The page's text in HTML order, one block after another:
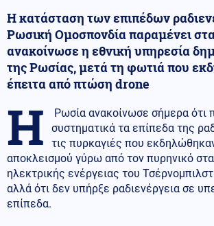
Η κατάσταση των επιπέδων
Ρωσική Ομοσπονδία παραμένει
ανακοίνωσε η εθνική υπηρεσία
της Ρωσίας, μετά τη φωτιά που
έπειτα από πτώση drone
Η
Ρωσία ανακοίνωσε σήμερα ότι
συστηματικά τα επίπεδα της
τις πυρκαγιές που
αποκλεισμού γύρω από τον πυρηνικό
ηλεκτρικής ενέργειας του
αλλά ότι δεν υπήρξε ραδιενέργεια σε
επίπεδα.